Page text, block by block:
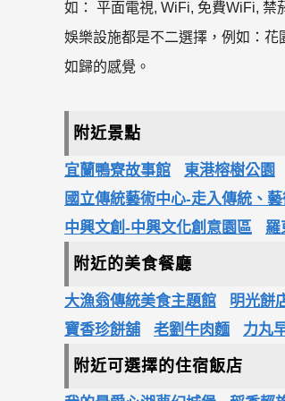
如： 平面電視, WiFi, 免費WiFi, 禁
娛樂設施都是不二選擇，例如：
如歸的感覺。
附近景點
宜蘭鴨寮故事館 東港榕樹公園
國立傳統藝術中心-走入傳統、
中興文創-中興文化創意園區
羅
附近的美食餐廳
大漁翁傳統美食主題館 明光餅
寶香珍餅舖
老劉牛肉麵 力丸
附近可選擇的住宿飯店